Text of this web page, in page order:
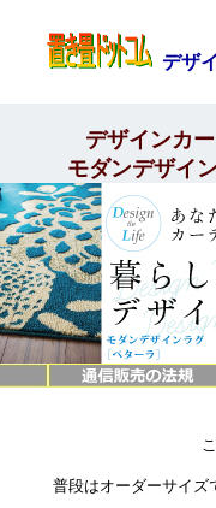
デザ
デザインカ
モダンデザイ
普段はオーダーサイズ